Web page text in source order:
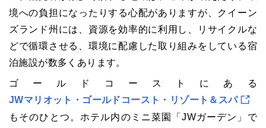
境への負担になったりする心配がありますが、クイーン
ズランド州には、資源を効率的に利用し、リサイクルな
どで循環させる、環境に配慮した取り組みをしている宿
泊施設が数多くあります。
ゴールドコーストにある
JWマリオット・ゴールドコースト・リゾート＆スパ
もそのひとつ。ホテル内のミニ菜園「JWガーデン」で